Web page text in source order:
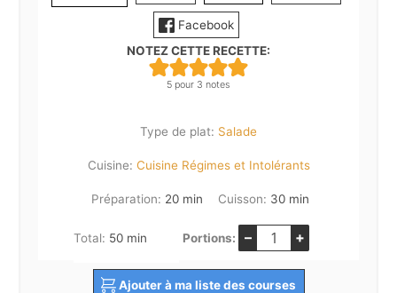
Facebook
NOTEZ CETTE RECETTE:
5 pour 3 notes
Type de plat: Salade
Cuisine: Cuisine Régimes et Intolérants
Préparation: 20minutes
min Cuisson: 30minutes
min
Total: 50minutes
min Portions: – +
Ajouter à ma liste des courses